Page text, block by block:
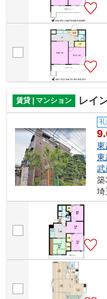
賃貸 | マンション レイ
東
東
武
築
埼